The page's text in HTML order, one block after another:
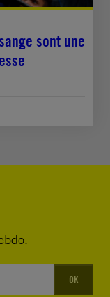
sont une
OK